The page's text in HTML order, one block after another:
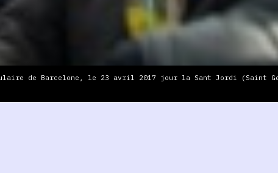
de Barcelone, le 23 avril 2017 jour la Sant Jordi